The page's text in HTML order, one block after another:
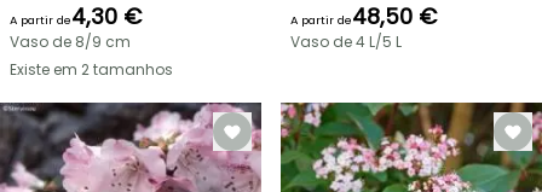
A partir de4,30 €
Vaso de 8/9 cm
Existe em 2 tamanhos
A partir de48,50 €
Vaso de 4 L/5 L